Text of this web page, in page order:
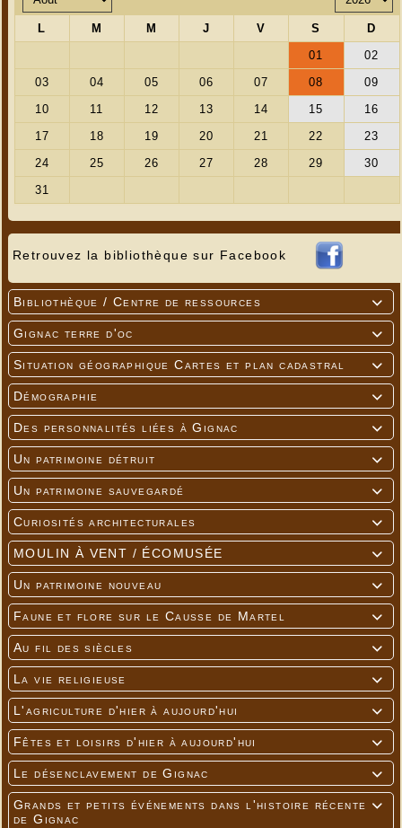
Retrouvez la bibliothèque sur Facebook

Bibliothèque / Centre de ressources

Gignac terre d'oc

Situation géographique Cartes et plan cadastral

Démographie

Des personnalités liées à Gignac

Un patrimoine détruit

Un patrimoine sauvegardé

Curiosités architecturales

MOULIN À VENT / ÉCOMUSÉE

Un patrimoine nouveau

Faune et flore sur le Causse de Martel

Au fil des siècles

La vie religieuse

L'agriculture d'hier à aujourd'hui

Fêtes et loisirs d'hier à aujourd'hui

Le désenclavement de Gignac

Grands et petits événements dans l'histoire récente
de Gignac